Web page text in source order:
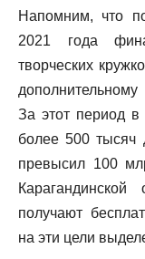
Напомним, что
2021 года
творческих
За этот период в
более 500 тысяч
превысил 100
получают
на эти цели